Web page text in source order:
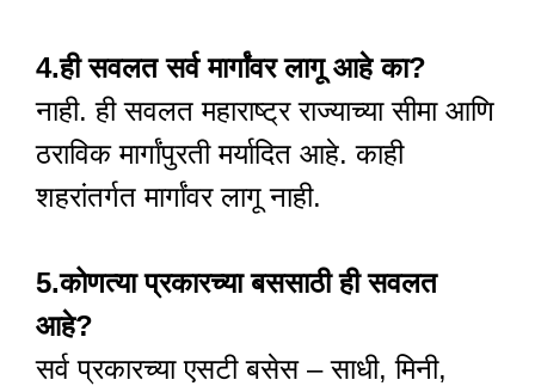
4.ही सवलत सर्व मार्गांवर लागू आहे का?
नाही. ही सवलत महाराष्ट्र राज्याच्या सीमा आणि
ठराविक मार्गांपुरती मर्यादित आहे. काही
शहरांतर्गत मार्गांवर लागू नाही.
5.कोणत्या प्रकारच्या बससाठी ही सवलत
आहे?
सर्व प्रकारच्या एसटी बसेस – साधी, मिनी,